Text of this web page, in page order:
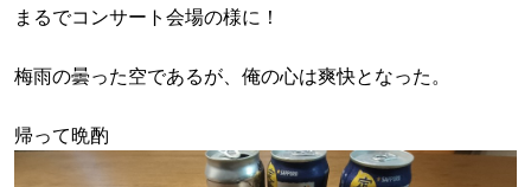
まるでコンサート会場の様に！
梅雨の曇った空であるが、俺の心は爽快となった。
帰って晩酌